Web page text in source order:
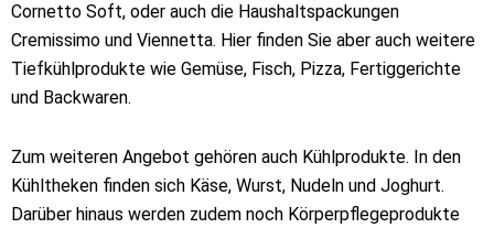
Cornetto Soft, oder auch die Haushaltspackungen
Cremissimo und Viennetta. Hier finden Sie aber auch weitere
Tiefkühlprodukte wie Gemüse, Fisch, Pizza, Fertiggerichte
und Backwaren.
Zum weiteren Angebot gehören auch Kühlprodukte. In den
Kühltheken finden sich Käse, Wurst, Nudeln und Joghurt.
Darüber hinaus werden zudem noch Körperpflegeprodukte